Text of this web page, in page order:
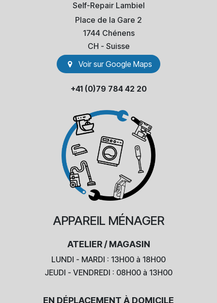
Self-Repair Lambiel
Place de la Gare 2
1744 Chénens
​CH - Suisse
Voir sur Go​​ogle Maps
+41 (0)79 784 42 20
APPAREIL MÉNAGER
ATELIER / MAGASIN
LUNDI - MARDI : 13H00 à 18H00
JEUDI - VENDREDI : 08H00 à 13H00
EN DÉPLACEMENT À DOMICILE